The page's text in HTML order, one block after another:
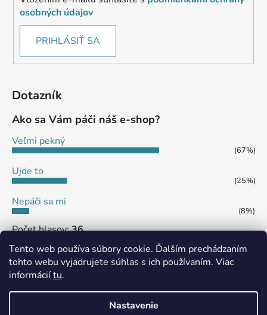
Tento web používa súbory cookie. Ďalším prechádzaním
tohto webu vyjadrujete súhlas s ich používaním. Viac
informáciítu.
Nastavenie
osobných údajov
PRIHLÁSIŤ SA
Dotazník
Ako sa Vám páči náš e-shop?
Veľmi pekný
(67%)
Ujde to
(25%)
Nepáči sa mi
(8%)
Počet hlasov:36
MôjPrvýEshop.sk Shoptet.sk